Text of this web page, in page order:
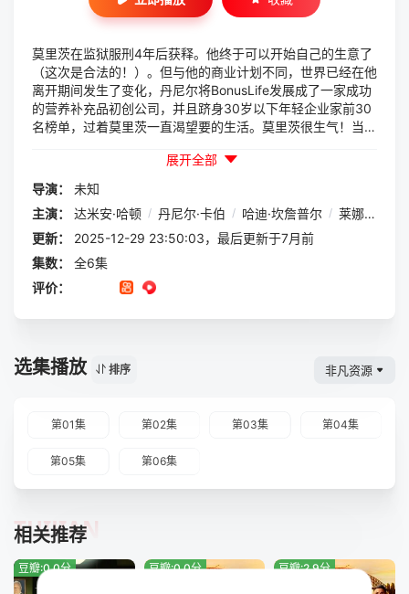
莫里茨在监狱服刑4年后获释。他终于可以开始自己的生意了
（这次是合法的！）。但与他的商业计划不同，世界已经在他
离开期间发生了变化，丹尼尔将BonusLife发展成了一家成功
的营养补充品初创公司，并且跻身30岁以下年轻企业家前30
名榜单，过着莫里茨一直渴望要的生活。莫里茨很生气！当他
份时，毫无疑问：莫里茨必须重新掌控BonusLife，并且是不
惜一切代价。
展开全部
导演：
未知
主演：
达米安·哈顿 / 丹尼尔·卡伯 / 哈迪·坎詹普尔 / 莱娜·克棱克
更新：
2025-12-29 23:50:03，最后更新于7月前
集数：
全6集
评价：
选集播放 排序 非凡资源
第01集 第02集 第03集 第04集
第05集 第06集
相关推荐
TUIJIAN
豆瓣:0.0分 豆瓣:0.0分 豆瓣:2.9分